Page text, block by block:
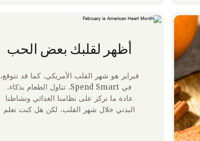
أظهر لقلبك بعض الحب
فبراير هو شهر القلب الأمريكي. كما قد تتوقع،
في Spend Smart. تناول الطعام بذكاء.
عادة ما نركز على نظامنا الغذائي ونشاطنا
البدني خلال شهر القلب. لكن هل كنت تعلم